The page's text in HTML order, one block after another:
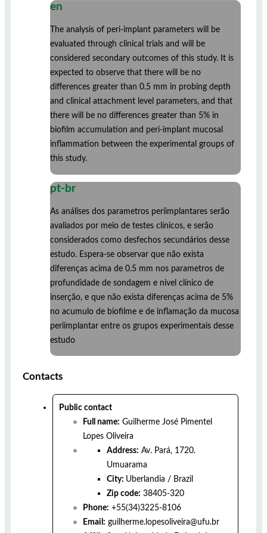
en
The analysis of peri-implant parameters will be
evaluated through clinical trials and will be
considered secondary outcomes of this study. It is
expected to observe that there will be no
differences greater than 0.5 mm in probing depth
and clinical attachment level parameters, and that
there will be no differences greater than 5% in
biofilm accumulation and peri-implant mucosal
inflammation between the experimental groups of
this study.
pt-br
As análises dos parametros periimplantares serão
avaliados por meio de testes clínicos, e serão
considerados como desfechos secundários desse
estudo. Espera-se observar que não exista
diferenças acima de 0.5 mm nos parametros de
profundidade de sondagem e nivel clínico de
inserção, e que não exista diferenças acima de 5%
no acumulo de biofilme e de inflamação da mucosa
periimplantar entre os grupos experimentais desse
estudo
Contacts
Public contact
Full name: Guilherme José Pimentel
Lopes Oliveira
Address: Av. Pará, 1720.
Umuarama
City: Uberlandia / Brazil
Zip code: 38405-320
Phone: +55(34)3225-8106
Email: guilherme.lopesoliveira@ufu.br